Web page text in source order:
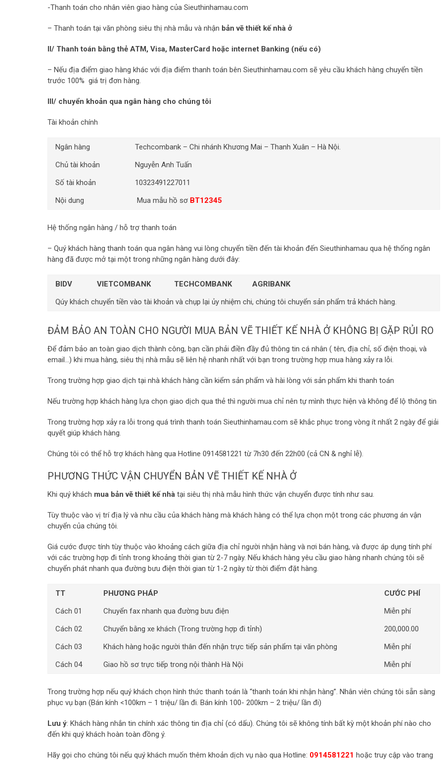
-Thanh toán cho nhân viên giao hàng của Sieuthinhamau.com
– Thanh toán tại văn phòng siêu thị nhà mẫu và nhận bản vẽ thiết kế nhà ở
II/ Thanh toán bằng thẻ ATM, Visa, MasterCard hoặc internet Banking (nếu có)
– Nếu địa điểm giao hàng khác với địa điểm thanh toán bên Sieuthinhamau.com sẽ yêu cầu khách hàng chuyển tiền
trước 100% giá trị đơn hàng.
III/ chuyển khoản qua ngân hàng cho chúng tôi
Tài khoản chính
Ngân hàng
Techcombank – Chi nhánh Khương Mai – Thanh Xuân – Hà Nội.
Chủ tài khoản
Nguyễn Anh Tuấn
Số tài khoản
10323491227011
Nội dung
Mua mẫu hồ sơ BT12345
Hệ thống ngân hàng / hỗ trợ thanh toán
– Quý khách hàng thanh toán qua ngân hàng vui lòng chuyển tiền đến tài khoản đến Sieuthinhamau qua hệ thống ngân
hàng đã được mở tại một trong những ngân hàng dưới đây:
BIDV VIETCOMBANK TECHCOMBANK
AGRIBANK
Qúy khách chuyển tiền vào tài khoản và chụp lại ủy nhiệm chi, chúng tôi chuyển sản phẩm trả khách hàng.
ĐẢM BẢO AN TOÀN CHO NGƯỜI MUA BẢN VẼ THIẾT KẾ NHÀ Ở KHÔNG BỊ GẶP RỦI RO
Để đảm bảo an toàn giao dịch thành công, bạn cần phải điền đầy đủ thông tin cá nhân ( tên, địa chỉ, số điện thoại, và
email…) khi mua hàng, siêu thị nhà mẫu sẽ liên hệ nhanh nhất với bạn trong trường hợp mua hàng xảy ra lỗi.
Trong trường hợp giao dịch tại nhà khách hàng cần kiểm sản phẩm và hài lòng với sản phẩm khi thanh toán
Nếu trường hợp khách hàng lựa chọn giao dịch qua thẻ thì người mua chỉ nên tự mình thực hiện và không để lộ thông tin
Trong trường hợp xảy ra lỗi trong quá trình thanh toán Sieuthinhamau.com sẽ khắc phục trong vòng ít nhất 2 ngày để giải
quyết giúp khách hàng.
Chúng tôi có thể hỗ trợ khách hàng qua Hotline 0914581221 từ 7h30 đến 22h00 (cả CN & nghỉ lễ).
PHƯƠNG THỨC VẬN CHUYỂN BẢN VẼ THIẾT KẾ NHÀ Ở
Khi quý khách mua bản vẽ thiết kế nhà tại siêu thị nhà mẫu hình thức vận chuyển được tính như sau.
Tùy thuộc vào vị trí địa lý và nhu cầu của khách hàng mà khách hàng có thể lựa chọn một trong các phương án vận
chuyển của chúng tôi.
Giá cước được tính tùy thuộc vào khoảng cách giữa địa chỉ người nhận hàng và nơi bán hàng, và được áp dụng tính phí
với các trường hợp đi tỉnh trong khoảng thời gian từ 2-7 ngày. Nếu khách hàng yêu cầu giao hàng nhanh chúng tôi sẽ
chuyển phát nhanh qua đường bưu điện thời gian từ 1-2 ngày từ thời điểm đặt hàng.
TT PHƯƠNG PHÁP
CƯỚC PHÍ
Cách 01
Chuyển fax nhanh qua đường bưu điện
Miễn phí
Cách 02
Chuyển bằng xe khách (Trong trường hợp đi tỉnh)
200,000.00
Cách 03
Khách hàng hoặc người thân đến nhận trực tiếp sản phẩm tại văn phòng
Miễn phí
Cách 04
Giao hồ sơ trực tiếp trong nội thành Hà Nội Miễn phí
Trong trường hợp nếu quý khách chọn hình thức thanh toán là “thanh toán khi nhận hàng”. Nhân viên chúng tôi sẵn sàng
phục vụ bạn (Bán kính <100km – 1 triệu/ lần đi. Bán kính 100- 200km – 2 triệu/ lần đi)
Lưu ý: Khách hàng nhắn tin chính xác thông tin địa chỉ (có dấu). Chúng tôi sẽ không tính bất kỳ một khoản phí nào cho
đến khi quý khách hoàn toàn đồng ý.
Hãy gọi cho chúng tôi nếu quý khách muốn thêm khoản dịch vụ nào qua Hotline: 0914581221 hoặc truy cập vào trang